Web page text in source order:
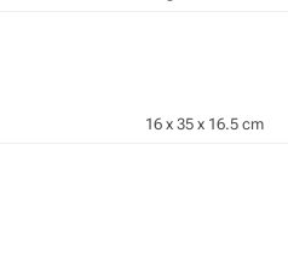
16 x 35 x 16.5 cm